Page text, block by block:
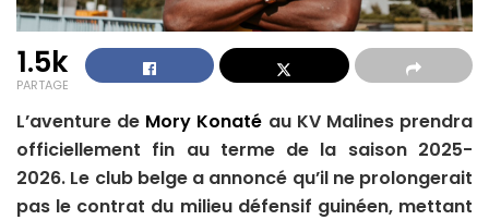
1.5k
PARTAGE
L’aventure de Mory Konaté au KV Malines prendra
officiellement fin au terme de la saison 2025-
2026. Le club belge a annoncé qu’il ne prolongerait
pas le contrat du milieu défensif guinéen, mettant